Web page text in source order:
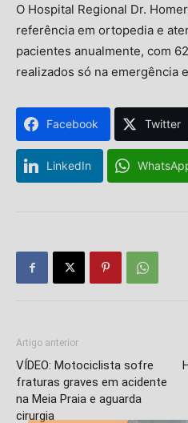
O Hospital Regional Dr.
referência em ortopedia e
pacientes anualmente, com
realizados só na emergência
Facebook Twitter
LinkedIn
Artigo anterior
VÍDEO: Motociclista sofre
fraturas graves em acidente
na Meia Praia e aguarda
cirurgia